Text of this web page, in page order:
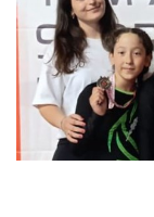
Kredi/Yurt E-
Ödeme